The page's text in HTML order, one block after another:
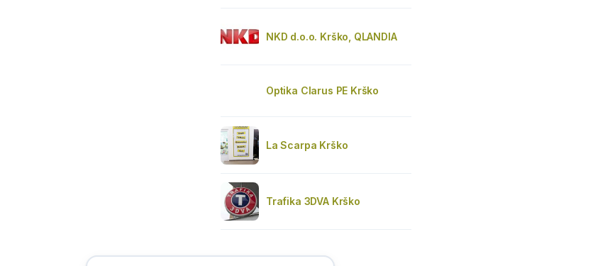
NKD d.o.o. Krško, QLANDIA
Optika Clarus PE Krško
La Scarpa Krško
Trafika 3DVA Krško